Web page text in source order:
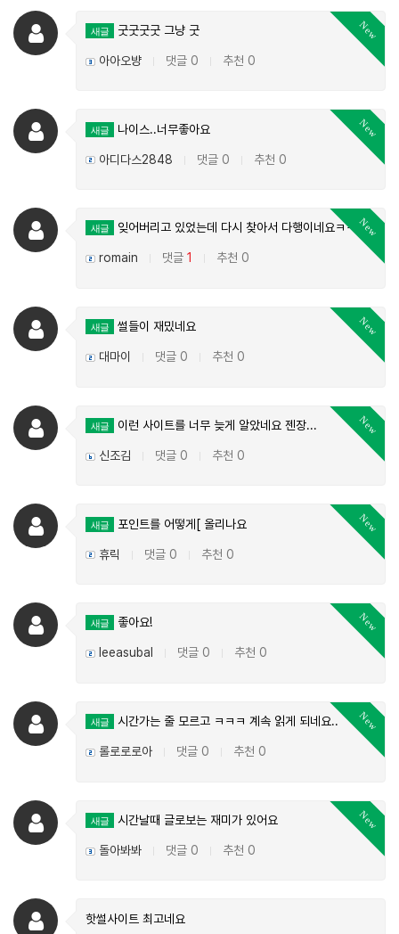
New
새글 굿굿굿굿 그냥 굿
아아오뱡 댓글 0 추천 0
New
새글 나이스..너무좋아요
아디다스2848 댓글 0 추천 0
New
새글 잊어버리고 있었는데 다시 찾아서 다행이네요ㅋㅋ
romain 댓글1 추천 0
New
새글 썰들이 재밌네요
대마이 댓글 0 추천 0
New
새글 이런 사이트를 너무 늦게 알았네요 젠장...
신조김 댓글 0 추천 0
New
새글 포인트를 어떻게[ 올리나요
휴릭 댓글 0 추천 0
New
새글 좋아요!
leeasubal 댓글 0 추천 0
New
새글 시간가는 줄 모르고 ㅋㅋㅋ 계속 읽게 되네요..
롤로로로아 댓글 0 추천 0
New
새글 시간날때 글로보는 재미가 있어요
돌아봐봐 댓글 0 추천 0
핫썰사이트 최고네요